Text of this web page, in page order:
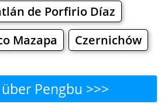
de Porfirio Díaz
Mazapa
Czernichów
Pengbu >>>